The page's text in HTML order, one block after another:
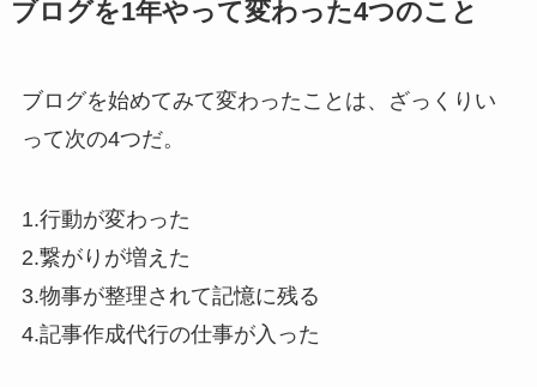
ブログを1年やって変わった4つのこと
ブログを始めてみて変わったことは、ざっくりい
って次の4つだ。
1.行動が変わった
2.繋がりが増えた
3.物事が整理されて記憶に残る
4.記事作成代行の仕事が入った